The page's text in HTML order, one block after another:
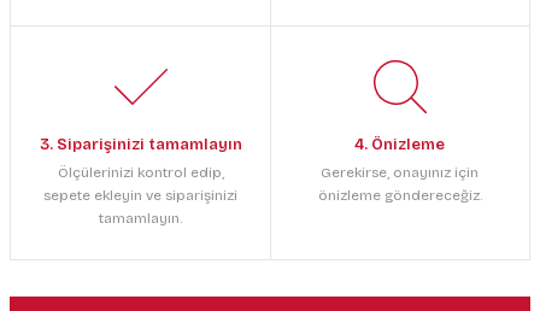
3. Siparişinizi tamamlayın
Ölçülerinizi kontrol edip,
sepete ekleyin ve siparişinizi
tamamlayın.
4. Önizleme
Gerekirse, onayınız için
önizleme göndereceğiz.